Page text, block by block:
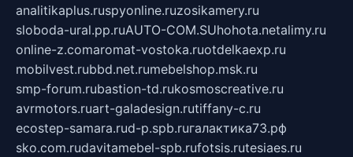
analitikaplus.ruspyonline.ruzosikamery.ru
sloboda-ural.pp.ruAUTO-COM.SUhohota.netalimy.ru
online-z.comaromat-vostoka.ruotdelkaexp.ru
mobilvest.rubbd.net.rumebelshop.msk.ru
smp-forum.rubastion-td.rukosmoscreative.ru
avrmotors.ruart-galadesign.rutiffany-c.ru
ecostep-samara.rud-p.spb.ruгалактика73.рф
sko.com.rudavitamebel-spb.rufotsis.rutesiaes.ru